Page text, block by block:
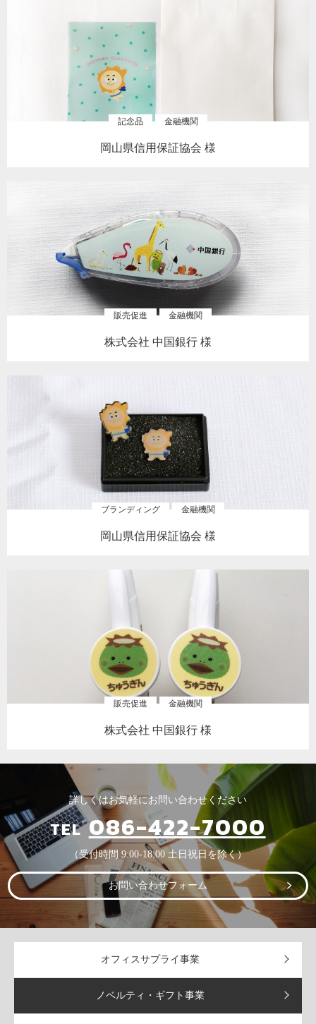
記念品 金融機関
岡山県信用保証協会 様
販売促進 金融機関
株式会社 中国銀行 様
ブランディング 金融機関
岡山県信用保証協会 様
販売促進 金融機関
株式会社 中国銀行 様
詳しくはお気軽にお問い合わせください
TEL086-422-7000
（受付時間 9:00-18:00 土日祝日を除く）
お問い合わせフォーム
オフィスサプライ事業
ノベルティ・ギフト事業